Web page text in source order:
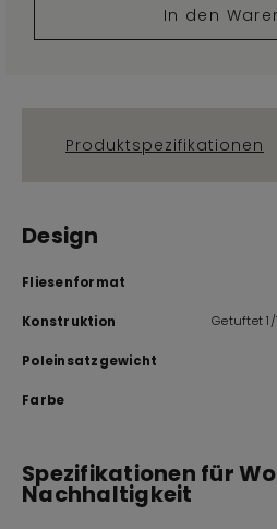
In den
Produktspezifikationen
Design
Fliesenformat
Konstruktion Getuftet
Poleinsatzgewicht
Farbe
Spezifikationen für
Nachhaltigkeit